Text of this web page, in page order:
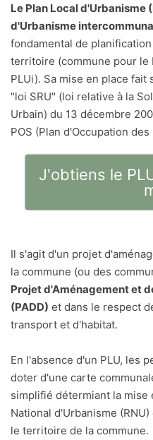
Le Plan Local d'Urbanisme
d'Urbanisme
fondamental de
territoire (commune pour le
PLUi). Sa mise en place
"loi SRU" (loi relative à la
Urbain) du 13 décembre
POS (Plan d'Occupation des
J'obtiens le
Il s'agit d'un projet
la commune (ou des
Projet d'Aménagement et
(PADD) et dans le respect
transport et d'habitat.
En l'absence d'un PLU, les
doter d'une carte
simplifié détermiant la mise
National d'Urbanisme
le territoire de la commune.